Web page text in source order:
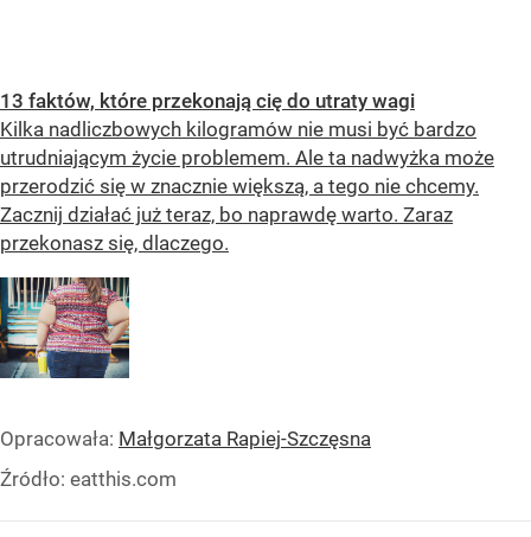
13 faktów, które przekonają cię do utraty wagi
Kilka nadliczbowych kilogramów nie musi być bardzo
utrudniającym życie problemem. Ale ta nadwyżka może
przerodzić się w znacznie większą, a tego nie chcemy.
Zacznij działać już teraz, bo naprawdę warto. Zaraz
przekonasz się, dlaczego.
Opracowała: Małgorzata Rapiej-Szczęsna
Źródło: eatthis.com